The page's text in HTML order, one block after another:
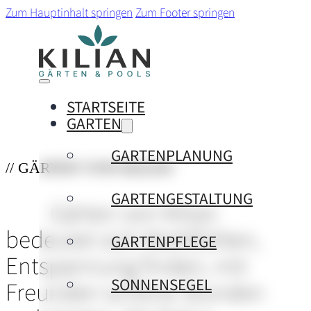
Zum Hauptinhalt springen Zum Footer springen
STARTSEITE
GARTEN
GARTENPLANUNG
GARTENGESTALTUNG
GARTENPFLEGE
SONNENSEGEL
// GÄRTEN VON KILIAN
Gärten von Kilian
bedeutet sich Wohlfühlen,
Entspannung finden, mit
Freunden schöne Stunden